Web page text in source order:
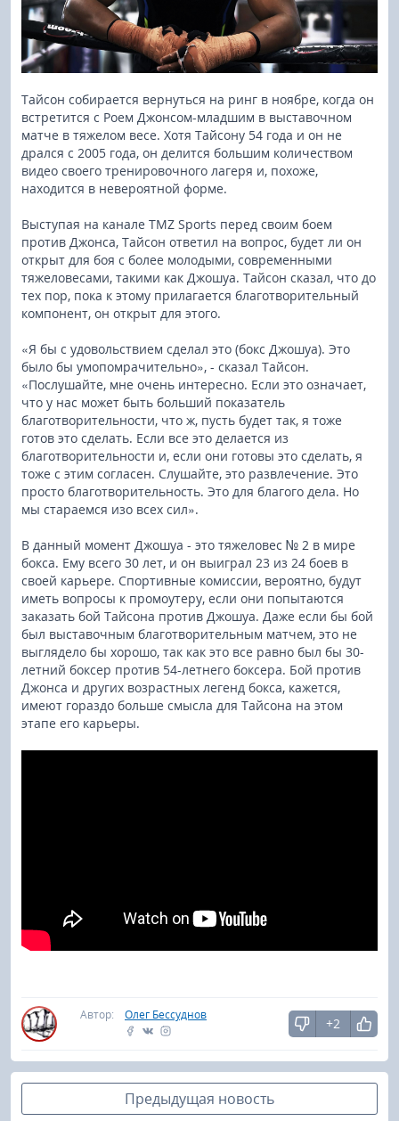
Тайсон собирается вернуться на ринг в ноябре, когда он
встретится с Роем Джонсом-младшим в выставочном
матче в тяжелом весе. Хотя Тайсону 54 года и он не
дрался с 2005 года, он делится большим количеством
видео своего тренировочного лагеря и, похоже,
находится в невероятной форме.
Выступая на канале TMZ Sports перед своим боем
против Джонса, Тайсон ответил на вопрос, будет ли он
открыт для боя с более молодыми, современными
тяжеловесами, такими как Джошуа. Тайсон сказал, что до
тех пор, пока к этому прилагается благотворительный
компонент, он открыт для этого.
«Я бы с удовольствием сделал это (бокс Джошуа). Это
было бы умопомрачительно», - сказал Тайсон.
«Послушайте, мне очень интересно. Если это означает,
что у нас может быть больший показатель
благотворительности, что ж, пусть будет так, я тоже
готов это сделать. Если все это делается из
благотворительности и, если они готовы это сделать, я
тоже с этим согласен. Слушайте, это развлечение. Это
просто благотворительность. Это для благого дела. Но
мы стараемся изо всех сил».
В данный момент Джошуа - это тяжеловес № 2 в мире
бокса. Ему всего 30 лет, и он выиграл 23 из 24 боев в
своей карьере. Спортивные комиссии, вероятно, будут
иметь вопросы к промоутеру, если они попытаются
заказать бой Тайсона против Джошуа. Даже если бы бой
был выставочным благотворительным матчем, это не
выглядело бы хорошо, так как это все равно был бы 30-
летний боксер против 54-летнего боксера. Бой против
Джонса и других возрастных легенд бокса, кажется,
имеют гораздо больше смысла для Тайсона на этом
этапе его карьеры.
Автор: Олег Бессуднов
+2
Предыдущая новость